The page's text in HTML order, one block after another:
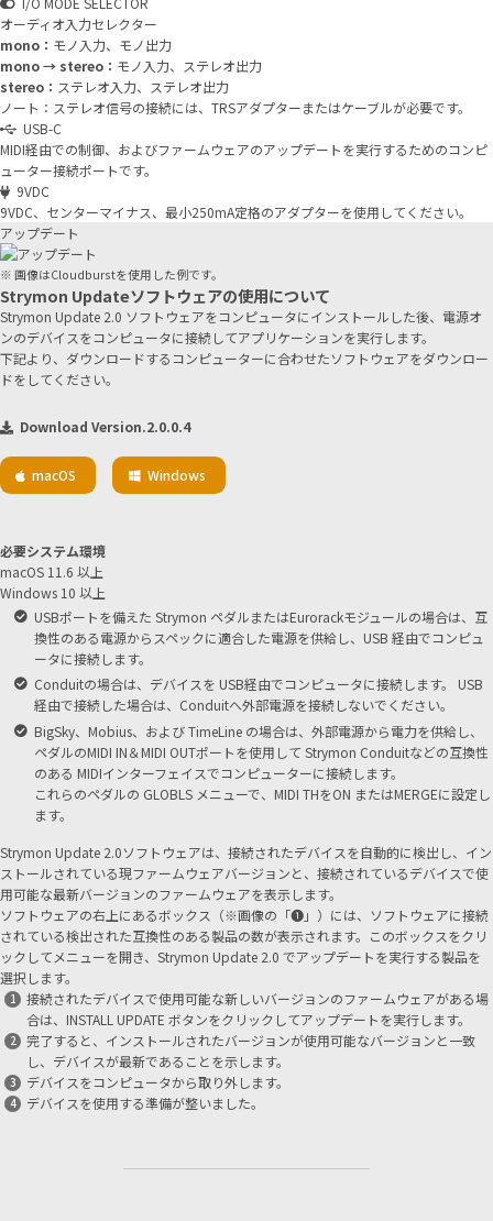
オーディオ入力セレクター
mono： モノ入力、モノ出力
mono → stereo： モノ入力、ステレオ出力
stereo： ステレオ入力、ステレオ出力
ノート：ステレオ信号の接続には、TRSアダプターまたはケーブルが必要です。
USB-C
MIDI経由での制御、およびファームウェアのアップデートを実行するためのコンピ
ューター接続ポートです。
9VDC
9VDC、センターマイナス、最小250mA定格のアダプターを使用してください。
アップデート
※ 画像はCloudburstを使用した例です。
Strymon Updateソフトウェアの使用について
Strymon Update 2.0 ソフトウェアをコンピュータにインストールした後、電源オ
ンのデバイスをコンピュータに接続してアプリケーションを実行します。
下記より、ダウンロードするコンピューターに合わせたソフトウェアをダウンロー
ドをしてください。
Download Version.2.0.0.4
macOS Windows
必要システム環境
macOS 11.6 以上
Windows 10 以上
USBポートを備えた Strymon ペダルまたはEurorackモジュールの場合は、互
換性のある電源からスペックに適合した電源を供給し、USB 経由でコンピュ
ータに接続します。
Conduitの場合は、デバイスを USB経由でコンピュータに接続します。 USB
経由で接続した場合は、Conduitへ外部電源を接続しないでください。
BigSky、Mobius、および TimeLine の場合は、外部電源から電力を供給し、
ペダルのMIDI IN＆MIDI OUTポートを使用して Strymon Conduitなどの互換性
のある MIDIインターフェイスでコンピューターに接続します。
これらのペダルの GLOBLS メニューで、MIDI THをON またはMERGEに設定し
ます。
Strymon Update 2.0ソフトウェアは、接続されたデバイスを自動的に検出し、イン
ストールされている現ファームウェアバージョンと、接続されているデバイスで使
用可能な最新バージョンのファームウェアを表示します。
ソフトウェアの右上にあるボックス（※画像の「❶」）には、ソフトウェアに接続
されている検出された互換性のある製品の数が表示されます。このボックスをクリ
ックしてメニューを開き、Strymon Update 2.0 でアップデートを実行する製品を
選択します。
接続されたデバイスで使用可能な新しいバージョンのファームウェアがある場
合は、INSTALL UPDATE ボタンをクリックしてアップデートを実行します。
完了すると、インストールされたバージョンが使用可能なバージョンと一致
し、デバイスが最新であることを示します。
デバイスをコンピュータから取り外します。
デバイスを使用する準備が整いました。